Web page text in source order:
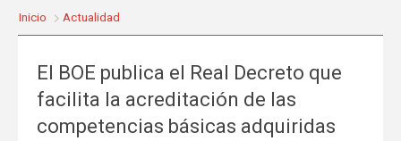
Inicio Actualidad
El BOE publica el Real Decreto que
facilita la acreditación de las
competencias básicas adquiridas